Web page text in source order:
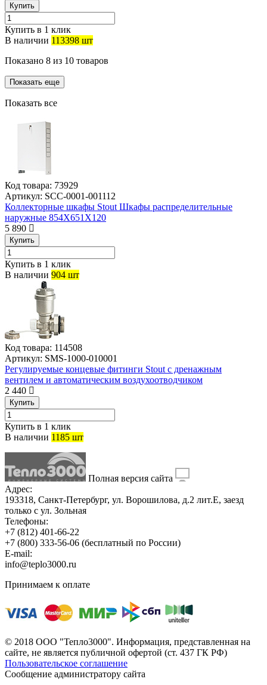
Купить
Купить в 1 клик
В наличии 113398 шт
Показано 8 из 10 товаров
Показать еще
Показать все
Код товара: 73929
Артикул: SCC-0001-001112
Коллекторные шкафы Stout Шкафы распределительные
наружные 854X651X120
5 890
Купить
Купить в 1 клик
В наличии 904 шт
Код товара: 114508
Артикул: SMS-1000-010001
Регулируемые концевые фитинги Stout с дренажным
вентилем и автоматическим воздухоотводчиком
2 440
Купить
Купить в 1 клик
В наличии 1185 шт
Полная версия сайта
Адрес:
193318, Санкт-Петербург, ул. Ворошилова, д.2 лит.Е, заезд
только с ул. Зольная
Телефоны:
+7 (812) 401-66-22
+7 (800) 333-56-06 (бесплатный по России)
E-mail:
info@teplo3000.ru
Принимаем к оплате
© 2018 ООО "Тепло3000". Информация, представленная на
сайте, не является публичной офертой (ст. 437 ГК РФ)
Пользовательское соглашение
Сообщение администратору сайта